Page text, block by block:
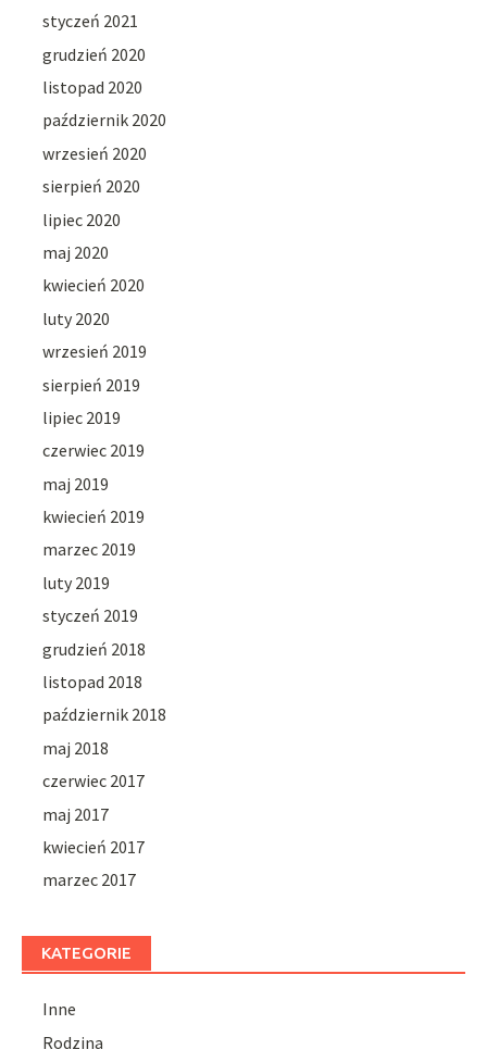
styczeń 2021
grudzień 2020
listopad 2020
październik 2020
wrzesień 2020
sierpień 2020
lipiec 2020
maj 2020
kwiecień 2020
luty 2020
wrzesień 2019
sierpień 2019
lipiec 2019
czerwiec 2019
maj 2019
kwiecień 2019
marzec 2019
luty 2019
styczeń 2019
grudzień 2018
listopad 2018
październik 2018
maj 2018
czerwiec 2017
maj 2017
kwiecień 2017
marzec 2017
KATEGORIE
Inne
Rodzina